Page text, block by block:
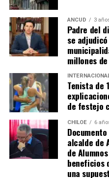
“Efectivamente al
Contraloría, si bien es
sanear sitios, sobre la
sector rural
precisiones y van a ser
ocupación material, es
sanear tiene que tener un
sobre el sitio, tiene que
estar conectado
idealmente a agua
dominio de ocupación
como lo dice la Ley”,
provincia de Chiloé.
Cabe recordar que el
ANCUD 3
Padre del
se
millones
Tenista de
de festejo
CHILOE 6
alcalde de
de
beneficios
una